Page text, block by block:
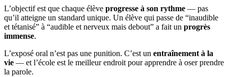
L’objectif est que chaque élève progresse à son rythme — pas
qu’il atteigne un standard unique. Un élève qui passe de “inaudible
et tétanisé” à “audible et nerveux mais debout” a fait un progrès
immense.
L’exposé oral n’est pas une punition. C’est un entraînement à la
vie — et l’école est le meilleur endroit pour apprendre à oser prendre
la parole.